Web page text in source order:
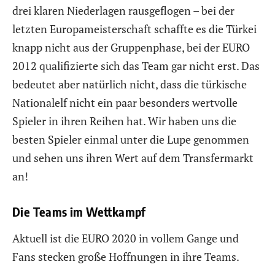
drei klaren Niederlagen rausgeflogen – bei der
letzten Europameisterschaft schaffte es die Türkei
knapp nicht aus der Gruppenphase, bei der EURO
2012 qualifizierte sich das Team gar nicht erst. Das
bedeutet aber natürlich nicht, dass die türkische
Nationalelf nicht ein paar besonders wertvolle
Spieler in ihren Reihen hat. Wir haben uns die
besten Spieler einmal unter die Lupe genommen
und sehen uns ihren Wert auf dem Transfermarkt
an!
Die Teams im Wettkampf
Aktuell ist die EURO 2020 in vollem Gange und
Fans stecken große Hoffnungen in ihre Teams.